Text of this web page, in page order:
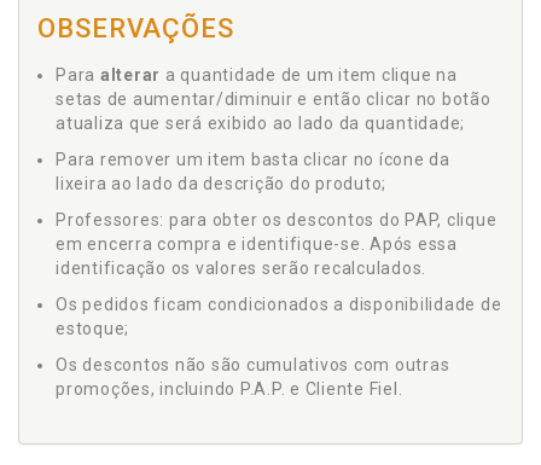
OBSERVAÇÕES
Para alterar a quantidade de um item clique na
setas de aumentar/diminuir e então clicar no botão
atualiza que será exibido ao lado da quantidade;
Para remover um item basta clicar no ícone da
lixeira ao lado da descrição do produto;
Professores: para obter os descontos do PAP, clique
em encerra compra e identifique-se. Após essa
identificação os valores serão recalculados.
Os pedidos ficam condicionados a disponibilidade de
estoque;
Os descontos não são cumulativos com outras
promoções, incluindo P.A.P. e Cliente Fiel.